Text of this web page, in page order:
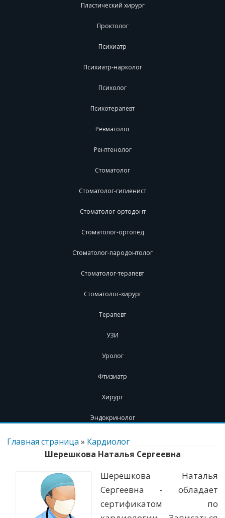
Пластический хирург
Проктолог
Психиатр
Психиатр-нарколог
Психолог
Психотерапевт
Ревматолог
Рентгенолог
Стоматолог
Стоматолог-гигиенист
Стоматолог-ортодонт
Стоматолог-ортопед
Стоматолог-пародонтолог
Стоматолог-терапевт
Стоматолог-хирург
Терапевт
УЗИ
Уролог
Фтизиатр
Хирург
Эндокринолог
Перейти
содержимому
Главная страница » Кардиолог
Шерешкова Наталья Сергеевна
Шерешкова Наталья
Сергеевна - обладает
сертификатом по